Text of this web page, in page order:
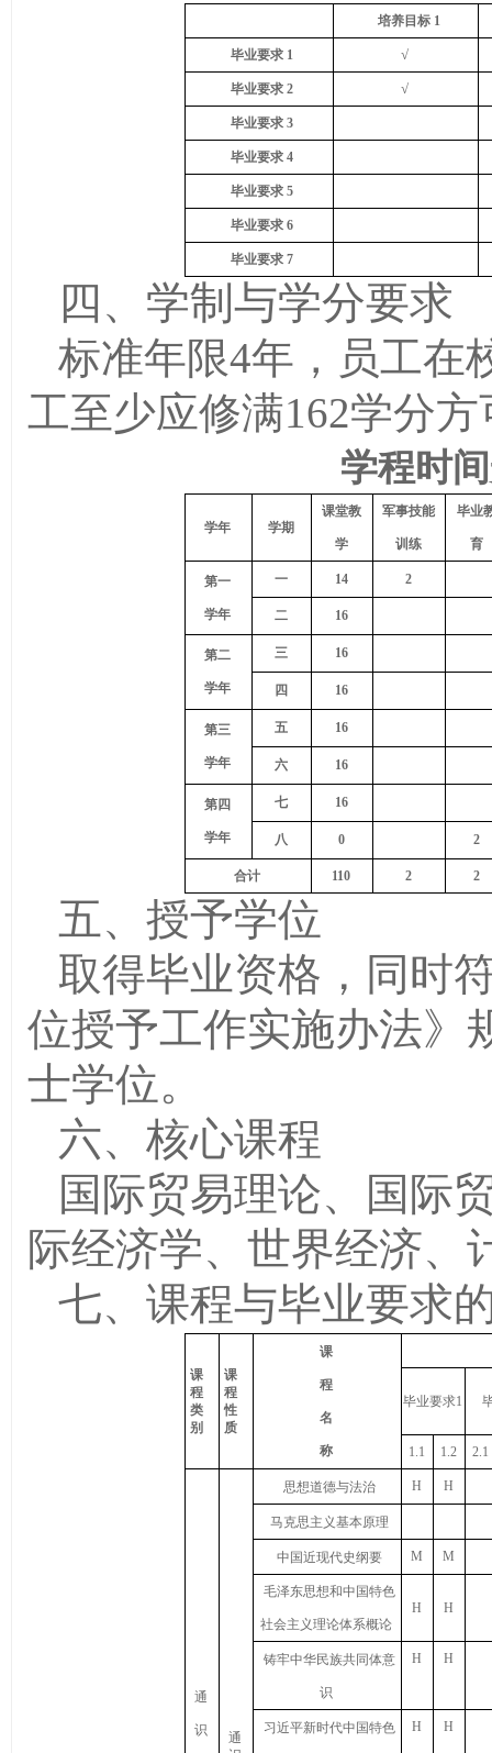
培养目标 1
毕业要求 1 √
毕业要求 2 √
毕业要求 3
毕业要求 4
毕业要求 5
毕业要求 6
毕业要求 7
四、学制与学分要求
标准年限4年，员工在
工至少应修满162学分
学程时
学年 学期
课堂教
学
军事技能
训练
毕业
育
第一
学年
一 14 2
二 16
第二
学年
三 16
四 16
第三
学年
五 16
六 16
第四
学年
七 16
八 0 2
合计 110 2 2
五、授予学位
取得毕业资格，同时
位授予工作实施办法》
士学位。
六、核心课程
国际贸易理论、国际
际经济学、世界经济、
七、课程与毕业要求
课
程
类
别
课
程
性
质
课
程
名
称
毕业要求1
1.1 1.2 2.1
通
识
通
思想道德与法治 H H
马克思主义基本原理
中国近现代史纲要 M M
毛泽东思想和中国特色
社会主义理论体系概论
H H
铸牢中华民族共同体意
识
H H
习近平新时代中国特色 H H